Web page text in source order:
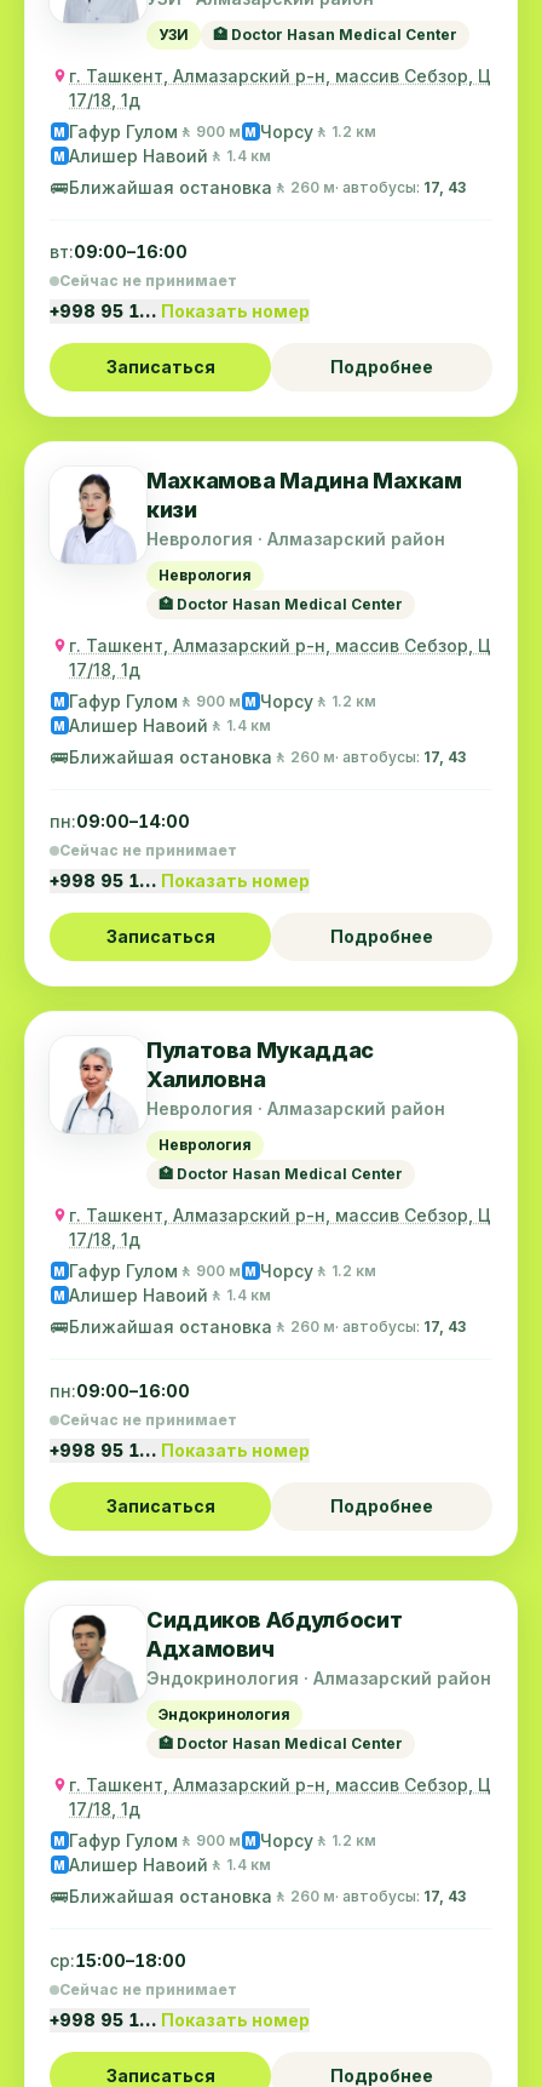
УЗИ 🏥 Doctor Hasan Medical Center
г. Ташкент, Алмазарский р-н, массив Себзор, Ц
17/18, 1д
M Гафур Гулом 🚶 900 м M Чорсу 🚶 1.2 км
M Алишер Навоий 🚶 1.4 км
🚌Ближайшая остановка 🚶 260 м· автобусы: 17, 43
вт:09:00–16:00
Сейчас не принимает
+998 95 1… Показать номер
Записаться Подробнее
Махкамова Мадина Махкам
кизи
Неврология · Алмазарский район
Неврология
🏥 Doctor Hasan Medical Center
г. Ташкент, Алмазарский р-н, массив Себзор, Ц
17/18, 1д
M Гафур Гулом 🚶 900 м M Чорсу 🚶 1.2 км
M Алишер Навоий 🚶 1.4 км
🚌Ближайшая остановка 🚶 260 м· автобусы: 17, 43
пн:09:00–14:00
Сейчас не принимает
+998 95 1… Показать номер
Записаться Подробнее
Пулатова Мукаддас
Халиловна
Неврология · Алмазарский район
Неврология
🏥 Doctor Hasan Medical Center
г. Ташкент, Алмазарский р-н, массив Себзор, Ц
17/18, 1д
M Гафур Гулом 🚶 900 м M Чорсу 🚶 1.2 км
M Алишер Навоий 🚶 1.4 км
🚌Ближайшая остановка 🚶 260 м· автобусы: 17, 43
пн:09:00–16:00
Сейчас не принимает
+998 95 1… Показать номер
Записаться Подробнее
Сиддиков Абдулбосит
Адхамович
Эндокринология · Алмазарский район
Эндокринология
🏥 Doctor Hasan Medical Center
г. Ташкент, Алмазарский р-н, массив Себзор, Ц
17/18, 1д
M Гафур Гулом 🚶 900 м M Чорсу 🚶 1.2 км
M Алишер Навоий 🚶 1.4 км
🚌Ближайшая остановка 🚶 260 м· автобусы: 17, 43
ср:15:00–18:00
Сейчас не принимает
+998 95 1… Показать номер
Записаться Подробнее